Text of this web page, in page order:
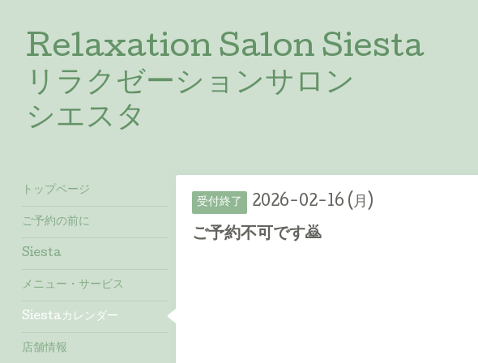
Relaxation Salon Siesta
リラクゼーションサロン
シエスタ
受付終了 2026-02-16 (月)
ご予約不可です🙇
トップページ
ご予約の前に
Siesta
メニュー・サービス
Siestaカレンダー
店舗情報